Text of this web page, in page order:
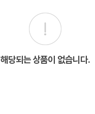
해당되는 상품이 없습니다.